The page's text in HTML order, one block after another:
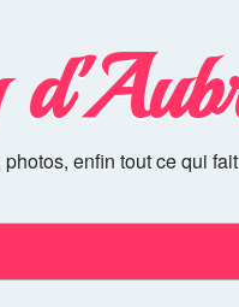
enfin tout ce qui